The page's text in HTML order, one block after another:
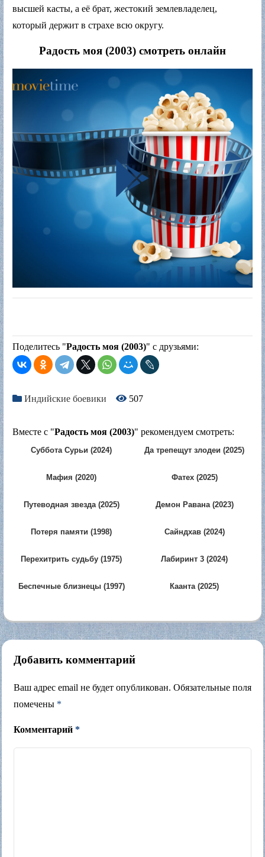
высшей касты, а её брат, жестокий землевладелец,
который держит в страхе всю округу.
Радость моя (2003) смотреть онлайн
Поделитесь "Радость моя (2003)" с друзьями:
Индийские боевики 507
Вместе с "Радость моя (2003)" рекомендуем смотреть:
Суббота Сурьи (2024) Да трепещут злодеи (2025)
Мафия (2020) Фатех (2025)
Путеводная звезда (2025) Демон Равана (2023)
Потеря памяти (1998) Сайндхав (2024)
Перехитрить судьбу (1975) Лабиринт 3 (2024)
Беспечные близнецы (1997) Каанта (2025)
Добавить комментарий
Ваш адрес email не будет опубликован. Обязательные поля
помечены *
Комментарий *